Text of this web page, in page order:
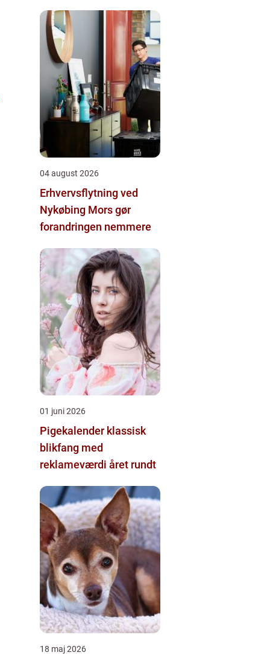
04 august 2026
Erhvervsflytning ved
Nykøbing Mors gør
forandringen nemmere
01 juni 2026
Pigekalender klassisk
blikfang med
reklameværdi året rundt
18 maj 2026